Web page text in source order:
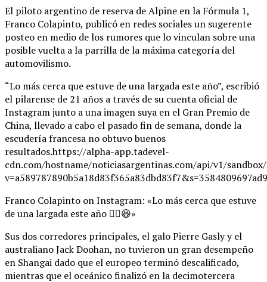
El piloto argentino de reserva de Alpine en la Fórmula 1,
Franco Colapinto, publicó en redes sociales un sugerente
posteo en medio de los rumores que lo vinculan sobre una
posible vuelta a la parrilla de la máxima categoría del
automovilismo.
“Lo más cerca que estuve de una largada este año”, escribió
el pilarense de 21 años a través de su cuenta oficial de
Instagram junto a una imagen suya en el Gran Premio de
China, llevado a cabo el pasado fin de semana, donde la
escudería francesa no obtuvo buenos
resultados.https://alpha-app.tadevel-
cdn.com/hostname/noticiasargentinas.com/api/v1/sandbox/
Franco Colapinto on Instagram: «Lo más cerca que estuve
de una largada este año ✌🏼😆»
Sus dos corredores principales, el galo Pierre Gasly y el
australiano Jack Doohan, no tuvieron un gran desempeño
en Shangai dado que el europeo terminó descalificado,
mientras que el oceánico finalizó en la decimotercera